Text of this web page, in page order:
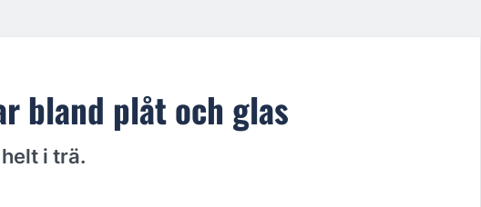
bland plåt och glas
i trä.